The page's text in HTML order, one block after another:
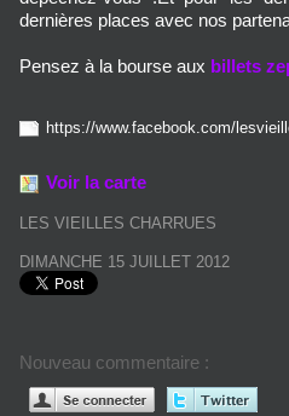
dernières places avec nos
Pensez à la bourse aux billets
https://www.facebook.com/
Voir la carte
LES VIEILLES CHARRUES
DIMANCHE 15 JUILLET 2012
Nouveau commentaire :